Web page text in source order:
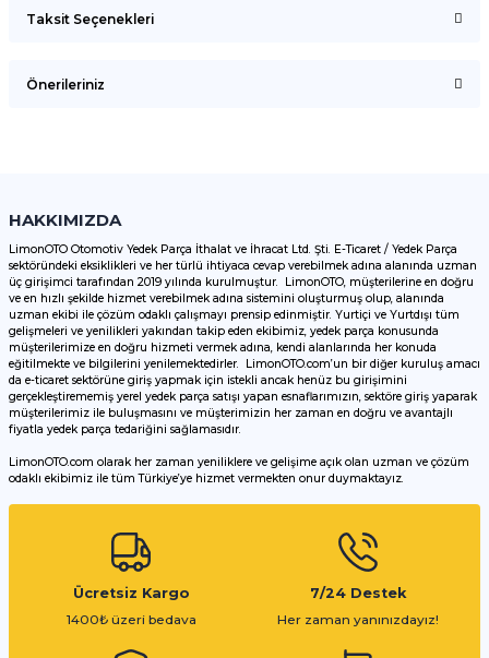
Taksit Seçenekleri
Önerileriniz
Görüş ve önerileriniz için teşekkür ederiz.
Ürün resmi kalitesiz, bozuk veya görüntülenemiyor.
Ürün açıklamasında eksik bilgiler bulunuyor.
Ürün bilgilerinde hatalar bulunuyor.
Ürün fiyatı diğer sitelerden daha pahalı.
Bu ürüne benzer farklı alternatifler olmalı.
HAKKIMIZDA
LimonOTO Otomotiv Yedek Parça İthalat ve İhracat Ltd. Şti. E-Ticaret / Yedek Parça
sektöründeki eksiklikleri ve her türlü ihtiyaca cevap verebilmek adına alanında uzman
üç girişimci tarafından 2019 yılında kurulmuştur. LimonOTO, müşterilerine en doğru
ve en hızlı şekilde hizmet verebilmek adına sistemini oluşturmuş olup, alanında
uzman ekibi ile çözüm odaklı çalışmayı prensip edinmiştir. Yurtiçi ve Yurtdışı tüm
gelişmeleri ve yenilikleri yakından takip eden ekibimiz, yedek parça konusunda
müşterilerimize en doğru hizmeti vermek adına, kendi alanlarında her konuda
eğitilmekte ve bilgilerini yenilemektedirler. LimonOTO.com’un bir diğer kuruluş amacı
da e-ticaret sektörüne giriş yapmak için istekli ancak henüz bu girişimini
gerçekleştirememiş yerel yedek parça satışı yapan esnaflarımızın, sektöre giriş yaparak
müşterilerimiz ile buluşmasını ve müşterimizin her zaman en doğru ve avantajlı
fiyatla yedek parça tedariğini sağlamasıdır.
LimonOTO.com olarak her zaman yeniliklere ve gelişime açık olan uzman ve çözüm
odaklı ekibimiz ile tüm Türkiye’ye hizmet vermekten onur duymaktayız.
Ücretsiz Kargo
1400₺ üzeri bedava
7/24 Destek
Her zaman yanınızdayız!